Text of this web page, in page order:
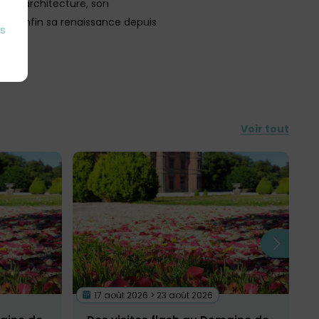
architecture, son
enfin sa renaissance depuis
Voir tout
17 août 2026 > 23 août 2026